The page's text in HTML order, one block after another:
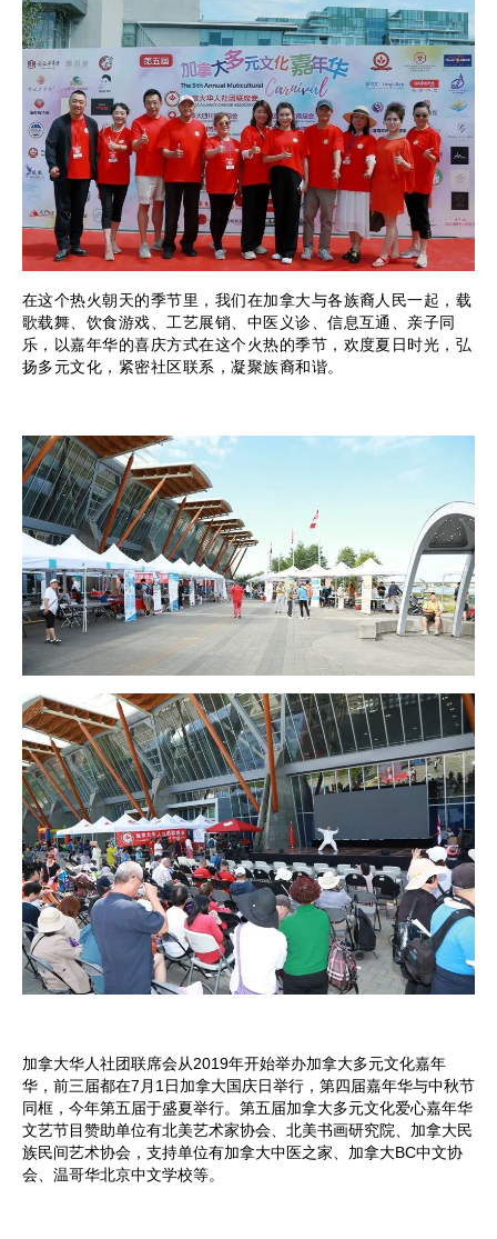
在这个热火朝天的季节里，我们在加拿大与各族裔人民一起，载
歌载舞、饮食游戏、工艺展销、中医义诊、信息互通、亲子同
乐，以嘉年华的喜庆方式在这个火热的季节，欢度夏日时光，弘
扬多元文化，紧密社区联系，凝聚族裔和谐。
加拿大华人社团联席会从2019年开始举办加拿大多元文化嘉年
华，前三届都在7月1日加拿大国庆日举行，第四届嘉年华与中秋节
同框，今年第五届于盛夏举行。第五届加拿大多元文化爱心嘉年华
文艺节目赞助单位有北美艺术家协会、北美书画研究院、加拿大民
族民间艺术协会，支持单位有加拿大中医之家、加拿大BC中文协
会、温哥华北京中文学校等。